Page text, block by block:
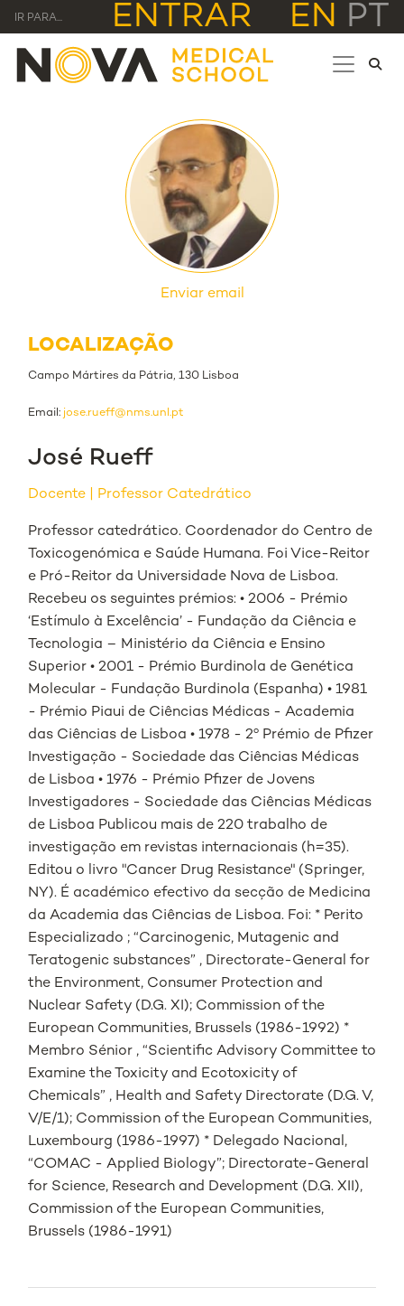
IR PARA... ENTRAR EN PT
Enviar email
LOCALIZAÇÃO
Campo Mártires da Pátria, 130 Lisboa
Email: jose.rueff@nms.unl.pt
José Rueff
Docente Professor Catedrático
Professor catedrático. Coordenador do Centro de
Toxicogenómica e Saúde Humana. Foi Vice-Reitor
e Pró-Reitor da Universidade Nova de Lisboa.
Recebeu os seguintes prémios: • 2006 - Prémio
‘Estímulo à Excelência’ - Fundação da Ciência e
Tecnologia – Ministério da Ciência e Ensino
Superior • 2001 - Prémio Burdinola de Genética
Molecular - Fundação Burdinola (Espanha) • 1981
- Prémio Piaui de Ciências Médicas - Academia
das Ciências de Lisboa • 1978 - 2º Prémio de Pfizer
Investigação - Sociedade das Ciências Médicas
de Lisboa • 1976 - Prémio Pfizer de Jovens
Investigadores - Sociedade das Ciências Médicas
de Lisboa Publicou mais de 220 trabalho de
investigação em revistas internacionais (h=35).
Editou o livro "Cancer Drug Resistance" (Springer,
NY). É académico efectivo da secção de Medicina
da Academia das Ciências de Lisboa. Foi: * Perito
Especializado ; “Carcinogenic, Mutagenic and
Teratogenic substances” , Directorate-General for
the Environment, Consumer Protection and
Nuclear Safety (D.G. XI); Commission of the
European Communities, Brussels (1986-1992) *
Membro Sénior , “Scientific Advisory Committee to
Examine the Toxicity and Ecotoxicity of
Chemicals” , Health and Safety Directorate (D.G. V,
V/E/1); Commission of the European Communities,
Luxembourg (1986-1997) * Delegado Nacional,
“COMAC - Applied Biology”; Directorate-General
for Science, Research and Development (D.G. XII),
Commission of the European Communities,
Brussels (1986-1991)